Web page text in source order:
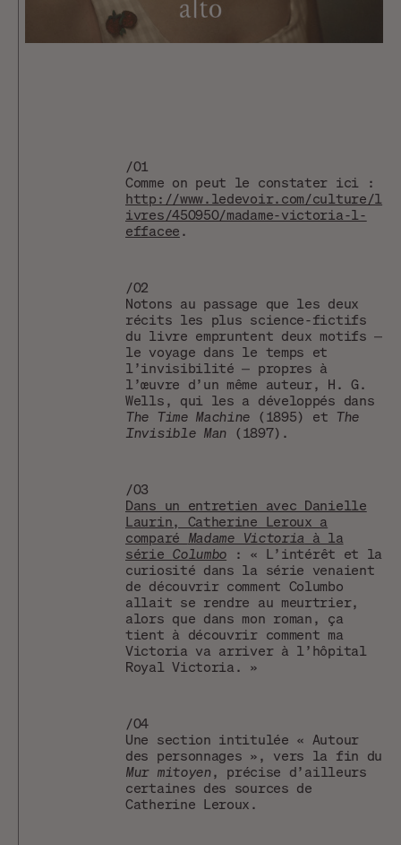
/01
Comme on peut le constater ici :
http://www.ledevoir.com/culture/l
ivres/450950/madame-victoria-l-
effacee .
/02
Notons au passage que les deux
récits les plus science-fictifs
du livre empruntent deux motifs —
le voyage dans le temps et
l’invisibilité — propres à
l’œuvre d’un même auteur, H. G.
Wells, qui les a développés dans
The Time Machine (1895) et The
Invisible Man (1897).
/03
Dans un entretien avec Danielle
Laurin, Catherine Leroux a
comparé Madame Victoria à la
série Columbo : « L’intérêt et la
curiosité dans la série venaient
de découvrir comment Columbo
allait se rendre au meurtrier,
alors que dans mon roman, ça
tient à découvrir comment ma
Victoria va arriver à l’hôpital
Royal Victoria. »
/04
Une section intitulée « Autour
des personnages », vers la fin du
Mur mitoyen, précise d’ailleurs
certaines des sources de
Catherine Leroux.